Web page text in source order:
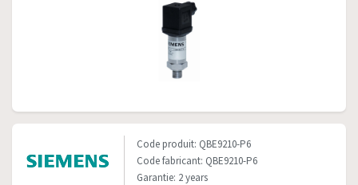
Code produit: QBE9210-P6
Code fabricant: QBE9210-P6
Garantie: 2 years